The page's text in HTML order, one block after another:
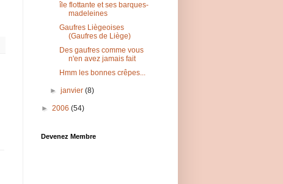
île flottante et ses barques-
madeleines
Gaufres Liègeoises
(Gaufres de Liège)
Des gaufres comme vous
n'en avez jamais fait
Hmm les bonnes crêpes...
►janvier(8)
► 2006 (54)
Devenez Membre